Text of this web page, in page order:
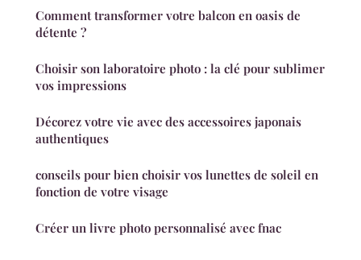
Comment transformer votre balcon en oasis de
détente ?
Choisir son laboratoire photo : la clé pour sublimer
vos impressions
Décorez votre vie avec des accessoires japonais
authentiques
conseils pour bien choisir vos lunettes de soleil en
fonction de votre visage
Créer un livre photo personnalisé avec fnac